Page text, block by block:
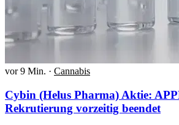
vor 9 Min. · Cannabis
Cybin (Helus Pharma) Aktie:
Rekrutierung vorzeitig beendet